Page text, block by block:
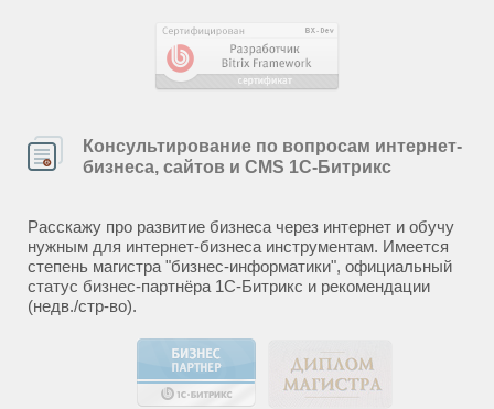
Консультирование по вопросам интернет-
бизнеса, сайтов и CMS 1С-Битрикс
Расскажу про развитие бизнеса через интернет и обучу
нужным для интернет-бизнеса инструментам. Имеется
степень магистра "бизнес-информатики", официальный
статус бизнес-партнёра 1С-Битрикс и рекомендации
(недв./стр-во).